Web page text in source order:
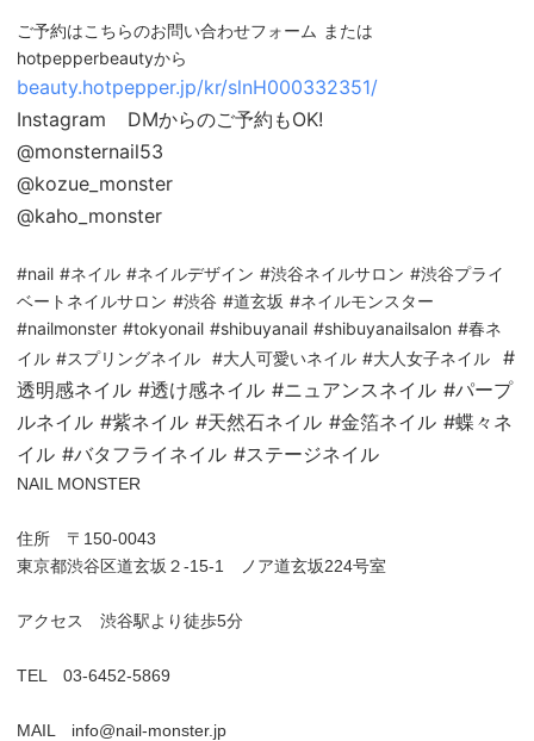
ご予約はこちらのお問い合わせフォーム または
hotpepperbeautyから
beauty.hotpepper.jp/kr/slnH000332351/
Instagram DMからのご予約もOK!
@monsternail53
@kozue_monster
@kaho_monster
#nail #ネイル #ネイルデザイン #渋谷ネイルサロン #渋谷プライ
ベートネイルサロン #渋谷 #道玄坂 #ネイルモンスター
#nailmonster #tokyonail #shibuyanail #shibuyanailsalon #春ネ
イル #スプリングネイル #大人可愛いネイル #大人女子ネイル
#
透明感ネイル #透け感ネイル #ニュアンスネイル #パープ
ルネイル #紫ネイル #天然石ネイル #金箔ネイル #蝶々ネ
イル #バタフライネイル #ステージネイル
NAIL MONSTER
住所 〒150-0043
東京都渋谷区道玄坂２-15-1 ノア道玄坂224号室
アクセス 渋谷駅より徒歩5分
TEL 03-6452-5869
MAIL info@nail-monster.jp